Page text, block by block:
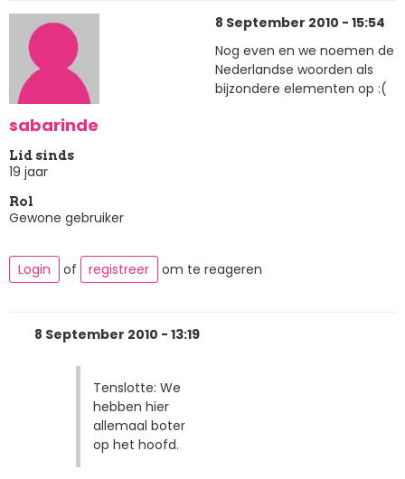
sabarinde
Lid sinds
19 jaar
Rol
Gewone gebruiker
8 September 2010 - 15:54
Nog even en we noemen de
Nederlandse woorden als
bijzondere elementen op :(
Login of registreer om te reageren
8 September 2010 - 13:19
Tenslotte: We
hebben hier
allemaal boter
op het hoofd.